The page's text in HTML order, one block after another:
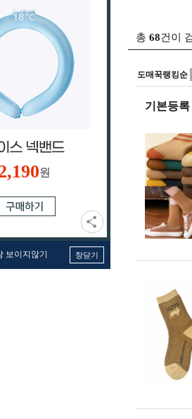
원
보이지않기 창닫기
총 68건이
도매꾹랭킹순
기본등록